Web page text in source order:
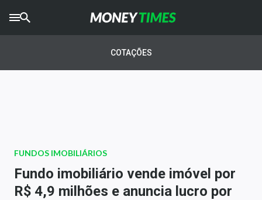
AGROTIMES
Newsletters
Money Trader
COTAÇÕES
FUNDOS IMOBILIÁRIOS
Fundo imobiliário vende imóvel por
R$ 4,9 milhões e anuncia lucro por